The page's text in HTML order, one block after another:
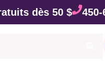
dès 50 $ 450-